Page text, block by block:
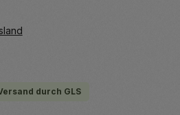
durch GLS